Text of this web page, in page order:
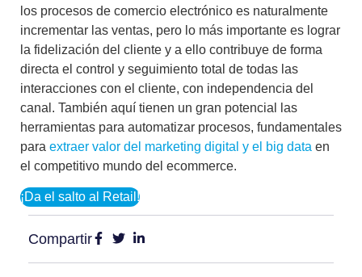
los procesos de comercio electrónico es naturalmente
incrementar las ventas, pero lo más importante es lograr
la fidelización del cliente y a ello contribuye de forma
directa el control y seguimiento total de todas las
interacciones con el cliente, con independencia del
canal. También aquí tienen un gran potencial las
herramientas para automatizar procesos, fundamentales
para extraer valor del marketing digital y el big data en
el competitivo mundo del ecommerce.
¡Da el salto al Retail!
Compartir